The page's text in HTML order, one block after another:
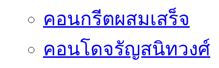
คอนกรีตผสมเสร็จ
คอนโดจรัญสนิทวงศ์